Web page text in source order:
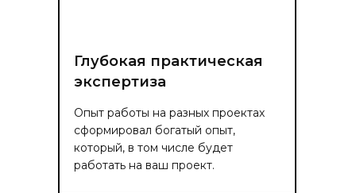
Глубокая практическая
экспертиза
Опыт работы на разных проектах
сформировал богатый опыт,
который, в том числе будет
работать на ваш проект.